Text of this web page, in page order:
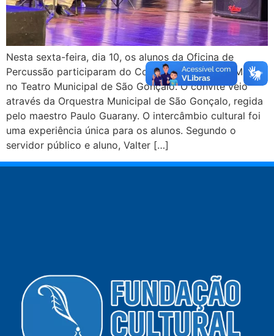
Nesta sexta-feira, dia 10, os alunos da Oficina de
Percussão participaram do Concerto de Dia das Mães,
no Teatro Municipal de São Gonçalo. O convite veio
através da Orquestra Municipal de São Gonçalo, regida
pelo maestro Paulo Guarany. O intercâmbio cultural foi
uma experiência única para os alunos. Segundo o
servidor público e aluno, Valter […]